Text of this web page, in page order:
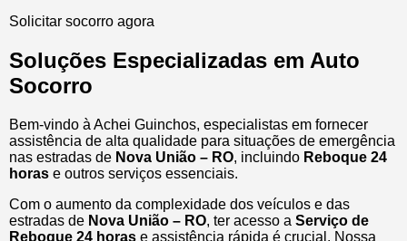
Solicitar socorro agora
Soluções Especializadas em Auto
Socorro
Bem-vindo à Achei Guinchos, especialistas em fornecer
assistência de alta qualidade para situações de emergência
nas estradas de Nova União – RO, incluindo Reboque 24
horas e outros serviços essenciais.
Com o aumento da complexidade dos veículos e das
estradas de Nova União – RO, ter acesso a Serviço de
Reboque 24 horas e assistência rápida é crucial. Nossa